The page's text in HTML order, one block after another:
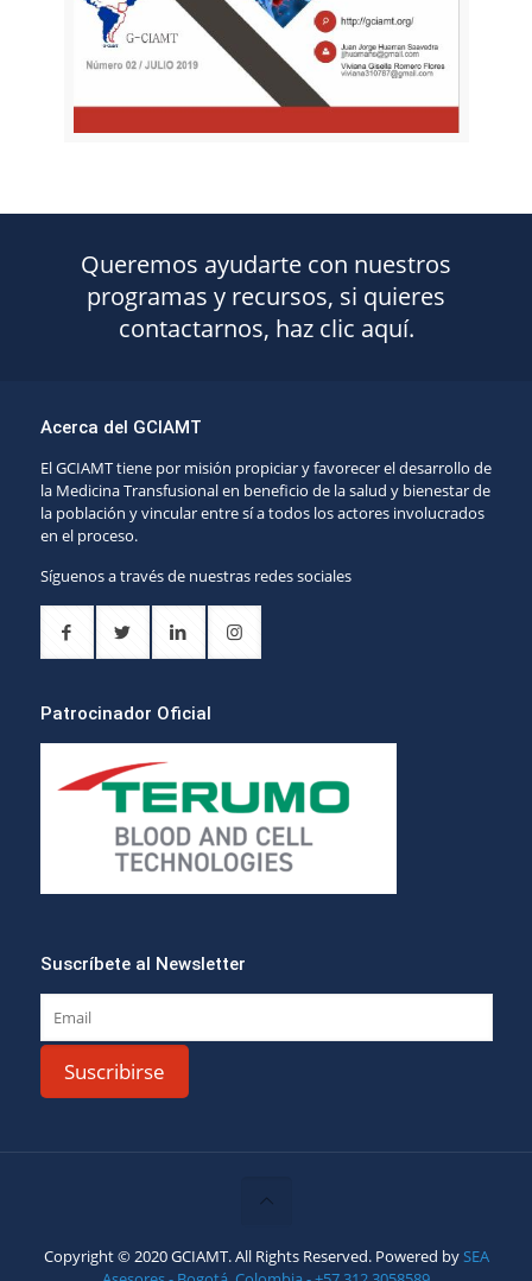
Queremos ayudarte con nuestros
programas y recursos, si quieres
contactarnos, haz clic aquí.
Acerca del GCIAMT
El GCIAMT tiene por misión propiciar y favorecer el desarrollo de
la Medicina Transfusional en beneficio de la salud y bienestar de
la población y vincular entre sí a todos los actores involucrados
en el proceso.
Síguenos a través de nuestras redes sociales
Patrocinador Oficial
Suscríbete al Newsletter
Copyright © 2020 GCIAMT. All Rights Reserved. Powered bySEA